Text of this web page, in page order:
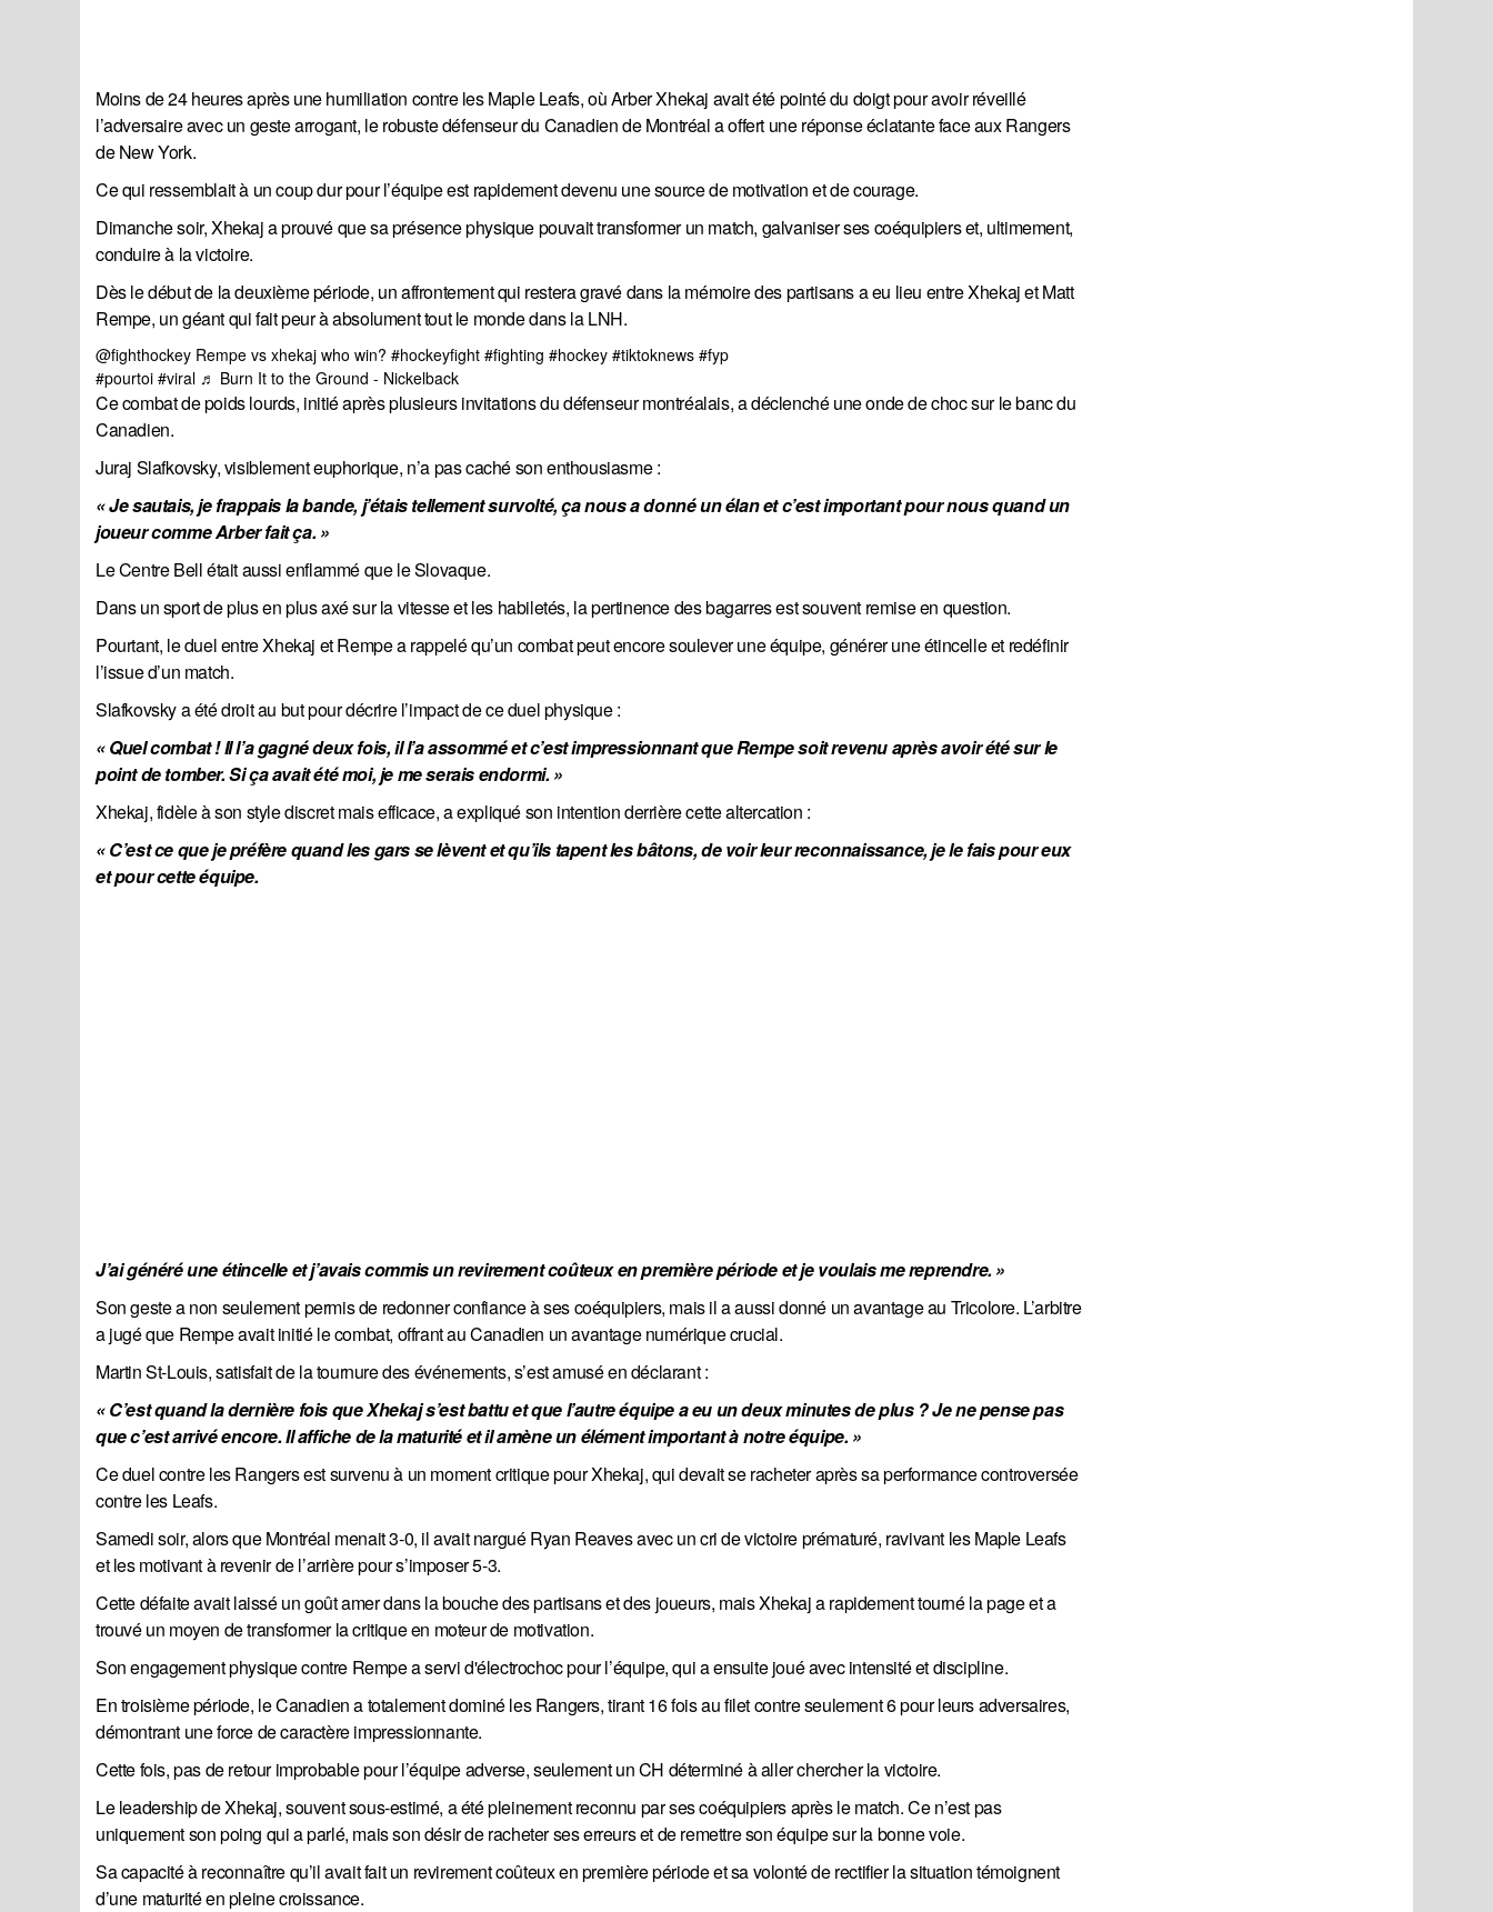
Moins de 24 heures après une humiliation contre les Maple Leafs, où Arber Xhekaj avait été pointé du doigt pour avoir réveillé
l’adversaire avec un geste arrogant, le robuste défenseur du Canadien de Montréal a offert une réponse éclatante face aux Rangers
de New York.
Ce qui ressemblait à un coup dur pour l’équipe est rapidement devenu une source de motivation et de courage.
Dimanche soir, Xhekaj a prouvé que sa présence physique pouvait transformer un match, galvaniser ses coéquipiers et, ultimement,
conduire à la victoire.
Dès le début de la deuxième période, un affrontement qui restera gravé dans la mémoire des partisans a eu lieu entre Xhekaj et Matt
Rempe, un géant qui fait peur à absolument tout le monde dans la LNH.
@fighthockey Rempe vs xhekaj who win? #hockeyfight #fighting #hockey #tiktoknews #fyp
#pourtoi #viral ♬ Burn It to the Ground - Nickelback
Ce combat de poids lourds, initié après plusieurs invitations du défenseur montréalais, a déclenché une onde de choc sur le banc du
Canadien.
Juraj Slafkovsky, visiblement euphorique, n’a pas caché son enthousiasme :
« Je sautais, je frappais la bande, j’étais tellement survolté, ça nous a donné un élan et c’est important pour nous quand un
joueur comme Arber fait ça. »
Le Centre Bell était aussi enflammé que le Slovaque.
Dans un sport de plus en plus axé sur la vitesse et les habiletés, la pertinence des bagarres est souvent remise en question.
Pourtant, le duel entre Xhekaj et Rempe a rappelé qu’un combat peut encore soulever une équipe, générer une étincelle et redéfinir
l’issue d’un match.
Slafkovsky a été droit au but pour décrire l’impact de ce duel physique :
« Quel combat ! Il l’a gagné deux fois, il l’a assommé et c’est impressionnant que Rempe soit revenu après avoir été sur le
point de tomber. Si ça avait été moi, je me serais endormi. »
Xhekaj, fidèle à son style discret mais efficace, a expliqué son intention derrière cette altercation :
« C’est ce que je préfère quand les gars se lèvent et qu’ils tapent les bâtons, de voir leur reconnaissance, je le fais pour eux
et pour cette équipe.
J’ai généré une étincelle et j’avais commis un revirement coûteux en première période et je voulais me reprendre. »
Son geste a non seulement permis de redonner confiance à ses coéquipiers, mais il a aussi donné un avantage au Tricolore. L’arbitre
a jugé que Rempe avait initié le combat, offrant au Canadien un avantage numérique crucial.
Martin St-Louis, satisfait de la tournure des événements, s’est amusé en déclarant :
« C’est quand la dernière fois que Xhekaj s’est battu et que l’autre équipe a eu un deux minutes de plus ? Je ne pense pas
que c’est arrivé encore. Il affiche de la maturité et il amène un élément important à notre équipe. »
Ce duel contre les Rangers est survenu à un moment critique pour Xhekaj, qui devait se racheter après sa performance controversée
contre les Leafs.
Samedi soir, alors que Montréal menait 3-0, il avait nargué Ryan Reaves avec un cri de victoire prématuré, ravivant les Maple Leafs
et les motivant à revenir de l’arrière pour s’imposer 5-3.
Cette défaite avait laissé un goût amer dans la bouche des partisans et des joueurs, mais Xhekaj a rapidement tourné la page et a
trouvé un moyen de transformer la critique en moteur de motivation.
Son engagement physique contre Rempe a servi d'électrochoc pour l’équipe, qui a ensuite joué avec intensité et discipline.
En troisième période, le Canadien a totalement dominé les Rangers, tirant 16 fois au filet contre seulement 6 pour leurs adversaires,
démontrant une force de caractère impressionnante.
Cette fois, pas de retour improbable pour l’équipe adverse, seulement un CH déterminé à aller chercher la victoire.
Le leadership de Xhekaj, souvent sous-estimé, a été pleinement reconnu par ses coéquipiers après le match. Ce n’est pas
uniquement son poing qui a parlé, mais son désir de racheter ses erreurs et de remettre son équipe sur la bonne voie.
Sa capacité à reconnaître qu’il avait fait un revirement coûteux en première période et sa volonté de rectifier la situation témoignent
d’une maturité en pleine croissance.